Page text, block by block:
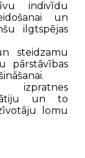
indivīdu
un
ilgtspējas
steidzamu
pārstāvības
izpratnes
un to
lomu